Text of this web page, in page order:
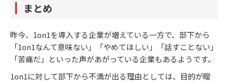
まとめ
昨今、1on1を導入する企業が増えている一方で、部下から
「1on1なんて意味ない」「やめてほしい」「話すことない」
「苦痛だ」といった声があがっている企業もあるようです。
1on1に対して部下から不満が出る理由としては、目的が曖